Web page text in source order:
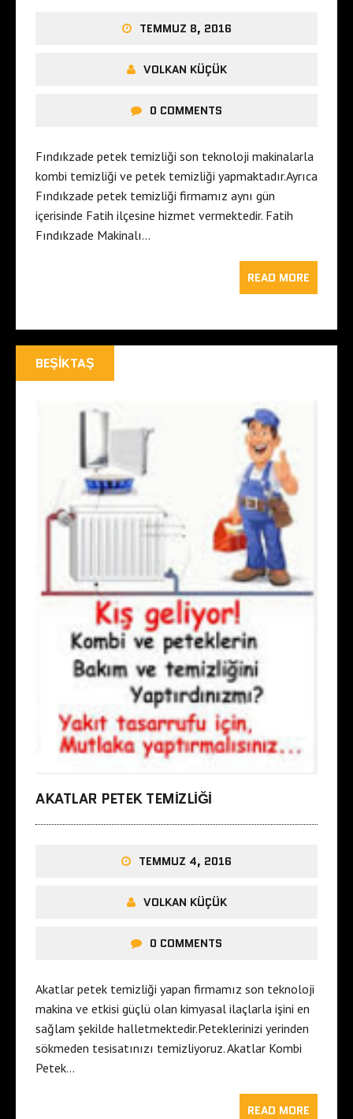
TEMMUZ 8, 2016
VOLKAN KÜÇÜK
0 COMMENTS
Fındıkzade petek temizliği son teknoloji makinalarla
kombi temizliği ve petek temizliği yapmaktadır.Ayrıca
Fındıkzade petek temizliği firmamız aynı gün
içerisinde Fatih ilçesine hizmet vermektedir. Fatih
Fındıkzade Makinalı…
READ MORE
BEŞIKTAŞ
AKATLAR PETEK TEMIZLIĞI
TEMMUZ 4, 2016
VOLKAN KÜÇÜK
0 COMMENTS
Akatlar petek temizliği yapan firmamız son teknoloji
makina ve etkisi güçlü olan kimyasal ilaçlarla işini en
sağlam şekilde halletmektedir.Peteklerinizi yerinden
sökmeden tesisatınızı temizliyoruz. Akatlar Kombi
Petek…
READ MORE